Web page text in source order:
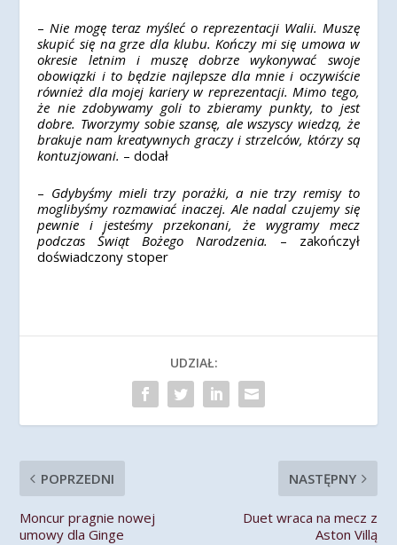
–Nie mogę teraz myśleć o reprezentacji Walii. Muszę
skupić się na grze dla klubu. Kończy mi się umowa w
okresie letnim i muszę dobrze wykonywać swoje
obowiązki i to będzie najlepsze dla mnie i oczywiście
również dla mojej kariery w reprezentacji. Mimo tego,
że nie zdobywamy goli to zbieramy punkty, to jest
dobre. Tworzymy sobie szansę, ale wszyscy wiedzą, że
brakuje nam kreatywnych graczy i strzelców, którzy są
kontuzjowani. – dodał
– Gdybyśmy mieli trzy porażki, a nie trzy remisy to
moglibyśmy rozmawiać inaczej. Ale nadal czujemy się
pewnie i jesteśmy przekonani, że wygramy mecz
podczas Świąt Bożego Narodzenia. – zakończył
doświadczony stoper
UDZIAŁ:
POPRZEDNI
Moncur pragnie nowej
umowy dla Ginge
NASTĘPNY
Duet wraca na mecz z
Aston Villą